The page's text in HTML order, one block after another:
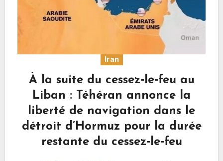
Iran
À la suite du cessez‑le‑feu au
Liban : Téhéran annonce la
liberté de navigation dans le
détroit d’Hormuz pour la durée
restante du cessez‑le‑feu